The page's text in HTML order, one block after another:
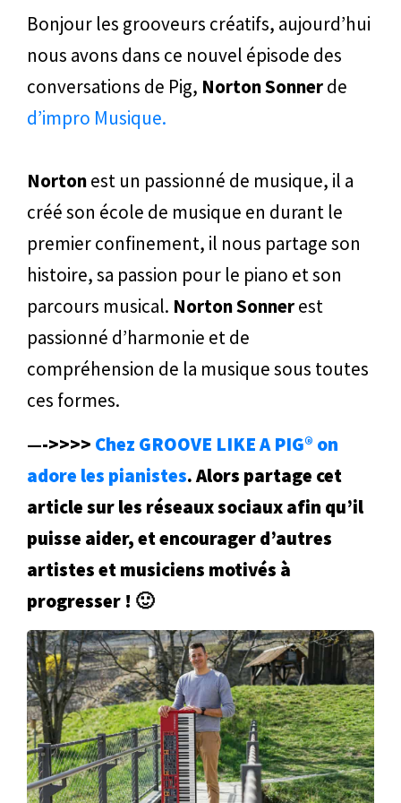
Bonjour les grooveurs créatifs, aujourd’hui
nous avons dans ce nouvel épisode des
conversations de Pig, Norton Sonnerde
d’impro Musique.
Nortonest un passionné de musique, il a
créé son école de musique en durant le
premier confinement, il nous partage son
histoire, sa passion pour le piano et son
parcours musical. Norton Sonnerest
passionné d’harmonie et de
compréhension de la musique sous toutes
ces formes.
—->>>> Chez GROOVE LIKE A PIG® on
adore les pianistes. Alors partage cet
article sur les réseaux sociaux afin qu’il
puisse aider, et encourager d’autres
artistes et musiciens motivés à
progresser ! 🙂